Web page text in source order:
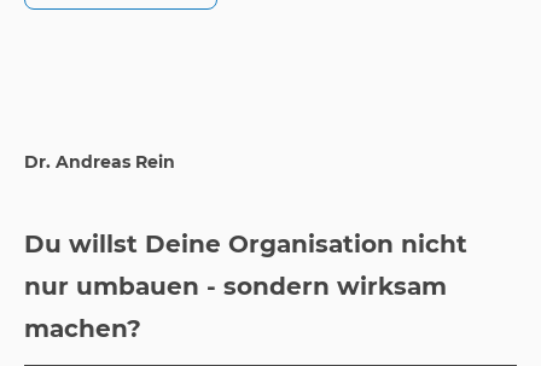
Dr. Andreas Rein
Du willst Deine Organisation nicht
nur umbauen - sondern wirksam
machen?